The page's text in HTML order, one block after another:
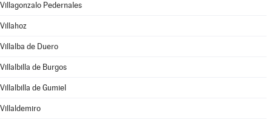
Villagonzalo Pedernales
Villahoz
Villalba de Duero
Villalbilla de Burgos
Villalbilla de Gumiel
Villaldemiro